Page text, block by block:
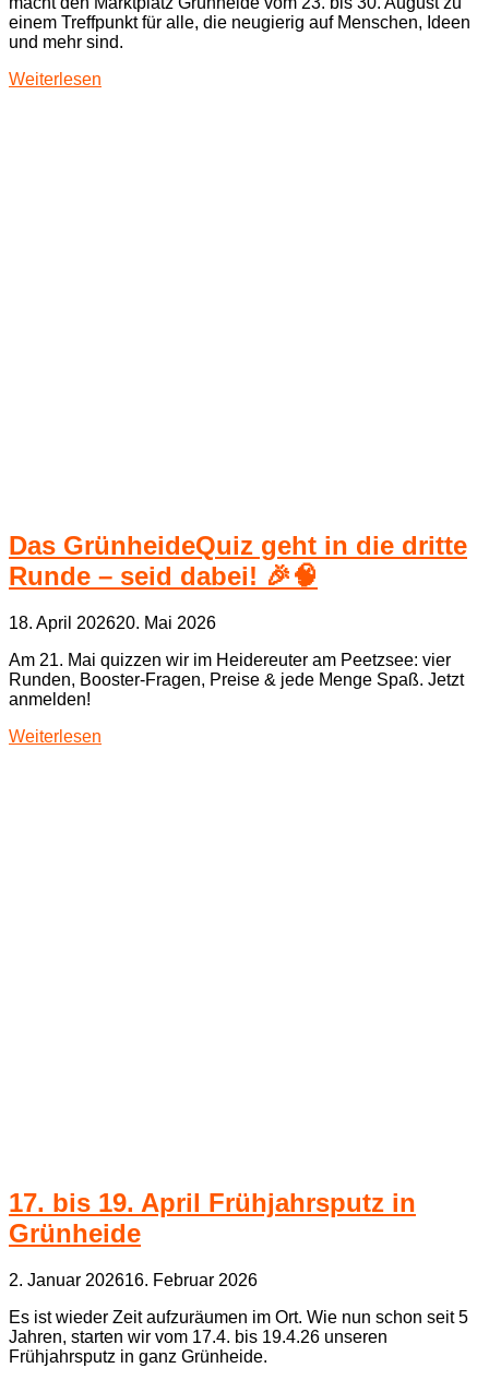
einem Treffpunkt für alle, die neugierig auf Menschen, Ideen
und mehr sind.
Weiterlesen
Das GrünheideQuiz geht in die dritte
Runde – seid dabei! 🎉🧠
18. April 202620. Mai 2026
Am 21. Mai quizzen wir im Heidereuter am Peetzsee: vier
Runden, Booster‑Fragen, Preise & jede Menge Spaß. Jetzt
anmelden!
Weiterlesen
17. bis 19. April Frühjahrsputz in
Grünheide
2. Januar 202616. Februar 2026
Es ist wieder Zeit aufzuräumen im Ort. Wie nun schon seit 5
Jahren, starten wir vom 17.4. bis 19.4.26 unseren
Frühjahrsputz in ganz Grünheide.